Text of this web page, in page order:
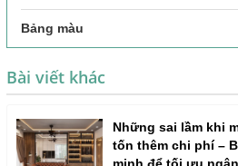
Bảng màu
Bài viết khác
Những sai lầm khi
tốn thêm chi phí –